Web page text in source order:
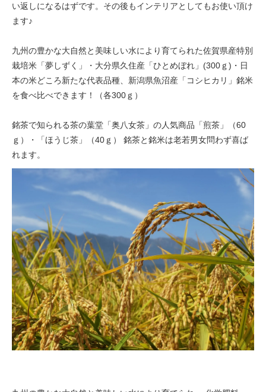
い返しになるはずです。その後もインテリアとしてもお使い頂け
ます♪
九州の豊かな大自然と美味しい水により育てられた佐賀県産特別
栽培米「夢しずく」・大分県久住産「ひとめぼれ」(300ｇ)・日
本の米どころ新たな代表品種、新潟県魚沼産「コシヒカリ」銘米
を食べ比べできます！（各300ｇ）
銘茶で知られる茶の葉堂「奥八女茶」の人気商品「煎茶」（60
ｇ）・「ほうじ茶」（40ｇ） 銘茶と銘米は老若男女問わず喜ば
れます。